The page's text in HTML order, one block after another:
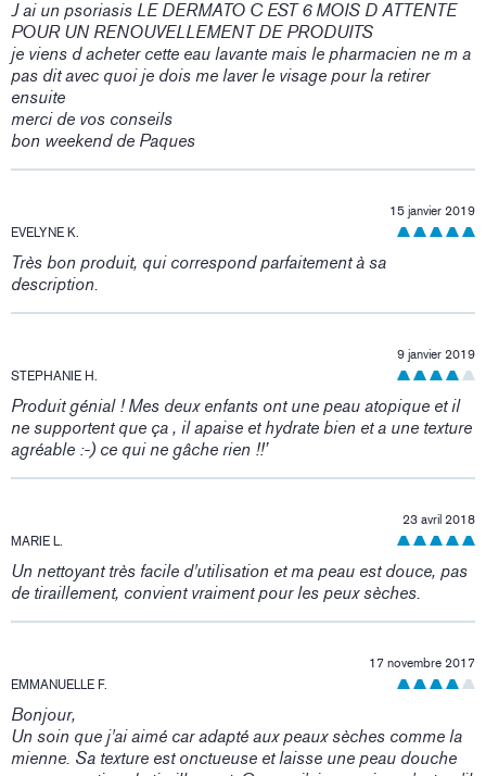
J ai un psoriasis LE DERMATO C EST 6 MOIS D ATTENTE
POUR UN RENOUVELLEMENT DE PRODUITS
je viens d acheter cette eau lavante mais le pharmacien ne m a
pas dit avec quoi je dois me laver le visage pour la retirer
ensuite
merci de vos conseils
bon weekend de Paques
EVELYNE K.
15 janvier 2019
Très bon produit, qui correspond parfaitement à sa
description.
STEPHANIE H.
9 janvier 2019
Produit génial ! Mes deux enfants ont une peau atopique et il
ne supportent que ça , il apaise et hydrate bien et a une texture
agréable :-) ce qui ne gâche rien !!’
MARIE L.
23 avril 2018
Un nettoyant très facile d'utilisation et ma peau est douce, pas
de tiraillement, convient vraiment pour les peux sèches.
EMMANUELLE F.
17 novembre 2017
Bonjour,
Un soin que j'ai aimé car adapté aux peaux sèches comme la
mienne. Sa texture est onctueuse et laisse une peau douche